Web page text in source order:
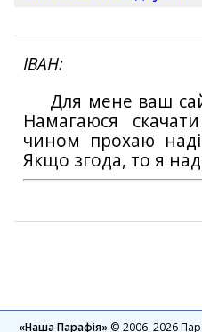
ІВАН
Для мене ваш
Намагаюся
чином прохаю
Якщо згода, то я
«Наша Парафія»© 2006–2026